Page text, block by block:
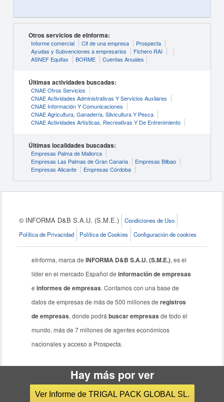
Otros servicios de eInforma:
Informe comercial Cif de una empresa
Prospecta
Ayudas y Subvenciones a empresarios
Fichero RAI
ASNEF Equifax
BORME Cuentas Anuales
Últimas actividades buscadas:
CNAE Otros Servicios
CNAE Actividades Administrativas Y Servicios Auxliares
CNAE Información Y Comunicaciones
CNAE Agricultura, Ganadería, Silvicultura Y Pesca
CNAE Actividades Artísticas, Recreativas Y De Entrenimiento
Últimas localidades buscadas:
Empresas Palma de Mallorca
Empresas Las Palmas de Gran Canaria
Empresas Bilbao
Empresas Alicante
Empresas Córdoba
© INFORMA D&B S.A.U. (S.M.E.)
Condiciones de Uso
Política de Privacidad
Política de Cookies Configuración de cookies
eInforma, marca deINFORMA D&B S.A.U. (S.M.E.), es el
líder en el mercado Español deinformación de empresas
einformes de empresas. Contamos con una base de
datos de empresas de más de 500 millones deregistros
de empresas, donde podrábuscar empresas de todo el
mundo, más de 7 millones de agentes económicos
nacionales y acceso a Prospecta.
Hay más por ver
Ver Informe de TRIGAL PACK GLOBAL SL.